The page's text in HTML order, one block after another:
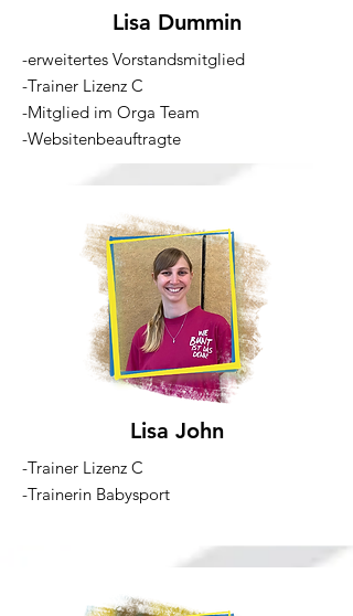
Lisa Dummin
-erweitertes Vorstandsmitglied
-Trainer Lizenz C
-Mitglied im Orga Team
-Websitenbeauftragte
Lisa John
-Trainer Lizenz C
-Trainerin Babysport